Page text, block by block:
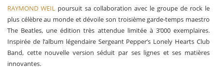
RAYMOND WEIL poursuit sa collaboration avec le groupe de rock le
plus célèbre au monde et dévoile son troisième garde-temps maestro
The Beatles, une édition très attendue limitée à 3’000 exemplaires.
Inspirée de l’album légendaire Sergeant Pepper’s Lonely Hearts Club
Band, cette nouvelle version séduit par ses lignes et ses matières
innovantes.